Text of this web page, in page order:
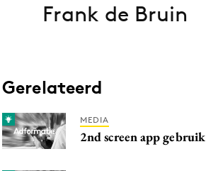
Frank de Bruin
Gerelateerd
MEDIA
2nd screen app gebruik